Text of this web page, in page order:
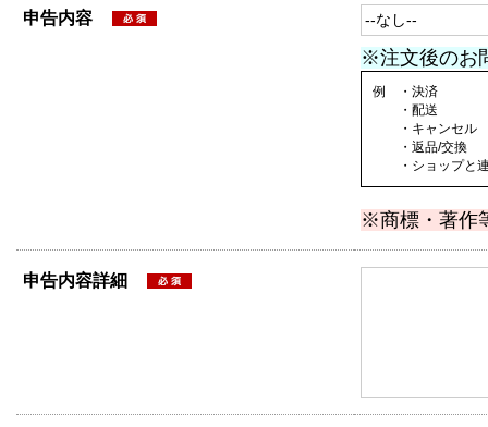
申告内容
※注文後のお
例 ・決済
・配送
・キャンセル
・返品/交換
・ショップと連
※商標・著作
申告内容詳細